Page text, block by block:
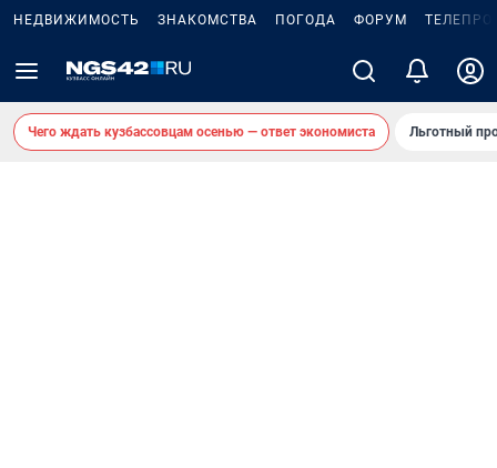
НЕДВИЖИМОСТЬ ЗНАКОМСТВА ПОГОДА ФОРУМ
Чего ждать кузбассовцам осенью — ответ экономиста Льготный